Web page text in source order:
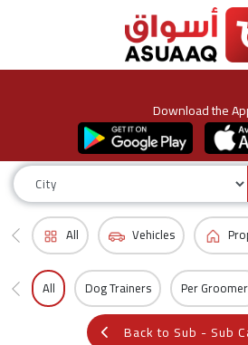
Download the
All Vehicles
All Dog Trainers Per
Back to Sub - Sub